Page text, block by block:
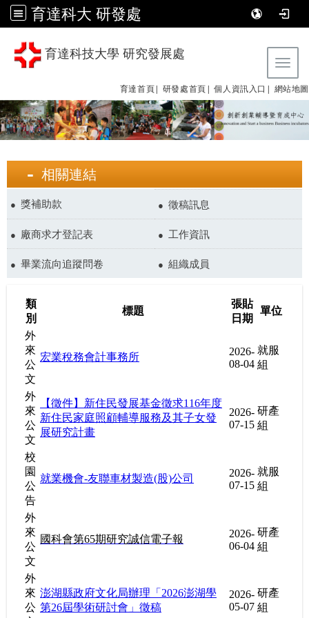
育達科大 研發處
育達科技大學 研究發展處
育達首頁| 研發處首頁| 個人資訊入口| 網站地圖
相關連結
獎補助款 徵稿訊息
廠商求才登記表 工作資訊
畢業流向追蹤問卷 組織成員